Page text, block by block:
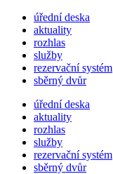
úřední deska
aktuality
rozhlas
služby
rezervační systém
sběrný dvůr
úřední deska
aktuality
rozhlas
služby
rezervační systém
sběrný dvůr